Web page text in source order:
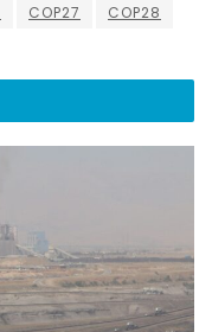
COP27
COP28